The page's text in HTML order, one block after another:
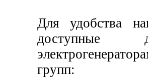
Для удобства
доступные
групп: